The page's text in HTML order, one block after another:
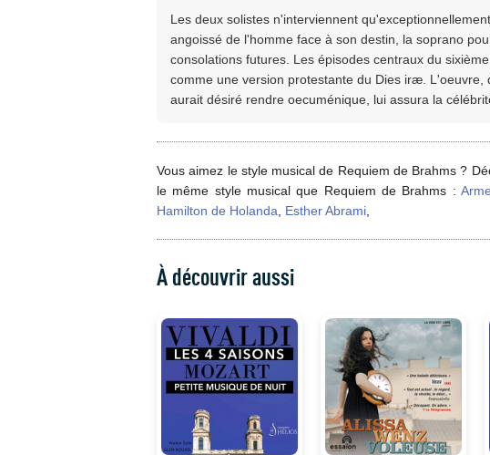
Les deux solistes n'interviennent
angoissé de l'homme face à son destin, la soprano
consolations futures. Les épisodes centraux du
comme une version protestante du Dies iræ. L'oeuvre,
aurait désiré rendre oecuménique, lui assura la
Vous aimez le style musical de Requiem de Brahms ?
le même style musical que Requiem de Brahms :
Hamilton de Holanda
Esther Abrami
À découvrir aussi